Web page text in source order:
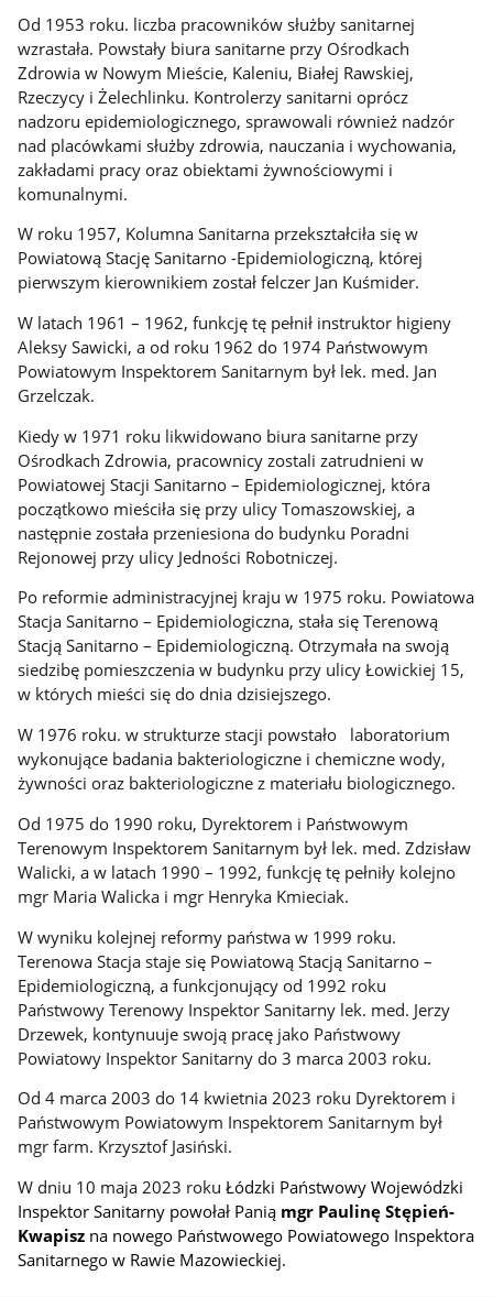
Od 1953 roku. liczba pracowników służby sanitarnej
wzrastała. Powstały biura sanitarne przy Ośrodkach
Zdrowia w Nowym Mieście, Kaleniu, Białej Rawskiej,
Rzeczycy i Żelechlinku. Kontrolerzy sanitarni oprócz
nadzoru epidemiologicznego, sprawowali również nadzór
nad placówkami służby zdrowia, nauczania i wychowania,
zakładami pracy oraz obiektami żywnościowymi i
komunalnymi.
W roku 1957, Kolumna Sanitarna przekształciła się w
Powiatową Stację Sanitarno -Epidemiologiczną, której
pierwszym kierownikiem został felczer Jan Kuśmider.
W latach 1961 – 1962, funkcję tę pełnił instruktor higieny
Aleksy Sawicki, a od roku 1962 do 1974 Państwowym
Powiatowym Inspektorem Sanitarnym był lek. med. Jan
Grzelczak.
Kiedy w 1971 roku likwidowano biura sanitarne przy
Ośrodkach Zdrowia, pracownicy zostali zatrudnieni w
Powiatowej Stacji Sanitarno – Epidemiologicznej, która
początkowo mieściła się przy ulicy Tomaszowskiej, a
następnie została przeniesiona do budynku Poradni
Rejonowej przy ulicy Jedności Robotniczej.
Po reformie administracyjnej kraju w 1975 roku. Powiatowa
Stacja Sanitarno – Epidemiologiczna, stała się Terenową
Stacją Sanitarno – Epidemiologiczną. Otrzymała na swoją
siedzibę pomieszczenia w budynku przy ulicy Łowickiej 15,
w których mieści się do dnia dzisiejszego.
W 1976 roku. w strukturze stacji powstało laboratorium
wykonujące badania bakteriologiczne i chemiczne wody,
żywności oraz bakteriologiczne z materiału biologicznego.
Od 1975 do 1990 roku, Dyrektorem i Państwowym
Terenowym Inspektorem Sanitarnym był lek. med. Zdzisław
Walicki, a w latach 1990 – 1992, funkcję tę pełniły kolejno
mgr Maria Walicka i mgr Henryka Kmieciak.
W wyniku kolejnej reformy państwa w 1999 roku.
Terenowa Stacja staje się Powiatową Stacją Sanitarno –
Epidemiologiczną, a funkcjonujący od 1992 roku
Państwowy Terenowy Inspektor Sanitarny lek. med. Jerzy
Drzewek, kontynuuje swoją pracę jako Państwowy
Powiatowy Inspektor Sanitarny do 3 marca 2003 roku.
Od 4 marca 2003 do 14 kwietnia 2023 roku Dyrektorem i
Państwowym Powiatowym Inspektorem Sanitarnym był
mgr farm. Krzysztof Jasiński.
W dniu 10 maja 2023 rokuŁódzki Państwowy Wojewódzki
Inspektor Sanitarny powołał Panią mgr Paulinę Stępień-
Kwapisz na nowego Państwowego Powiatowego Inspektora
Sanitarnego w Rawie Mazowieckiej.